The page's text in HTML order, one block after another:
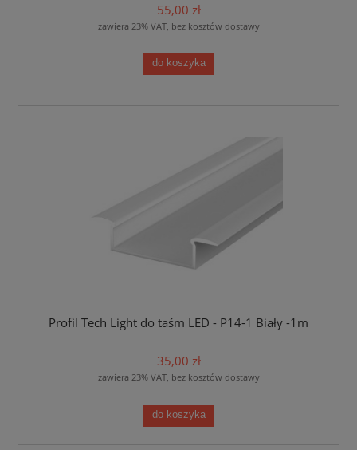
55,00 zł
zawiera 23% VAT, bez kosztów dostawy
do koszyka
Profil Tech Light do taśm LED - P14-1 Biały -1m
35,00 zł
zawiera 23% VAT, bez kosztów dostawy
do koszyka